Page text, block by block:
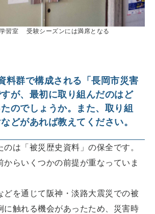
習室 受験シーズンには満席となる
料群で構成される「長岡市災害
が、最初に取り組んだのはど
のでしょうか。また、取り組
どがあれば教えてください。
は「被災歴史資料」の保全です。
からいくつかの前提が重なっていま
を通じて阪神・淡路大震災での被
に触れる機会があったため、災害時